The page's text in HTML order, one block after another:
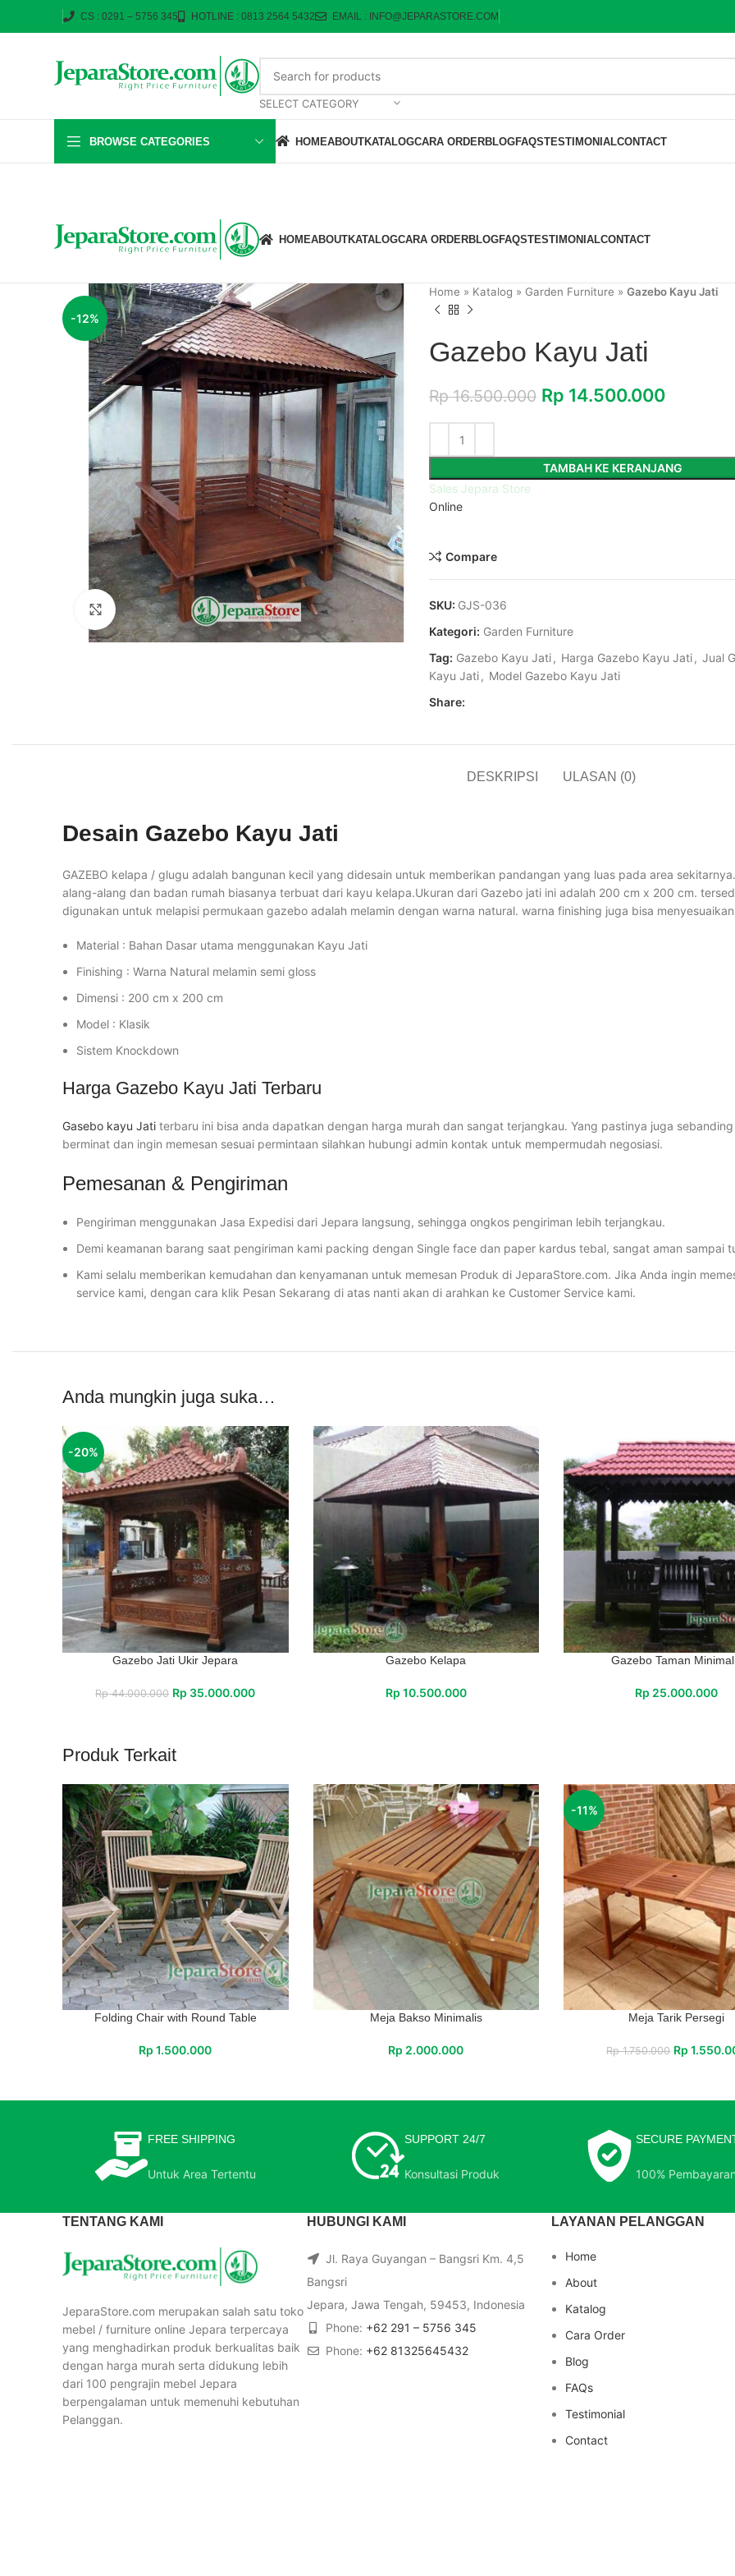
CS : 0291 – 5756 345 HOTLINE : 0813 2564 5432 EMAIL : INFO@JEPARASTORE.COM
SELECT CATEGORY
BROWSE CATEGORIES HOMEABOUTKATALOGCARA ORDERBLOGFAQSTESTIMONIALCONTACT
HOMEABOUTKATALOGCARA ORDERBLOGFAQSTESTIMONIALCONTACT
-12%
Click to enlarge
Home » Katalog » Garden Furniture » Gazebo Kayu Jati
Gazebo Kayu Jati
Rp16.500.000 Rp 14.500.000
TAMBAH KE KERANJANG
Sales Jepara Store
Online
Compare
SKU: GJS-036
Kategori: Garden Furniture
Tag: Gazebo Kayu Jati, Harga Gazebo Kayu Jati, Jual
Kayu Jati, Model Gazebo Kayu Jati
Share:
DESKRIPSI ULASAN (0)
Desain Gazebo Kayu Jati
GAZEBO kelapa / glugu adalah bangunan kecil yang didesain untuk memberikan pandangan yang luas pada area
alang-alang dan badan rumah biasanya terbuat dari kayu kelapa.Ukuran dari Gazebo jati ini adalah 200 cm x 200 cm.
digunakan untuk melapisi permukaan gazebo adalah melamin dengan warna natural. warna finishing juga bisa
Material : Bahan Dasar utama menggunakan Kayu Jati
Finishing : Warna Natural melamin semi gloss
Dimensi : 200 cm x 200 cm
Model : Klasik
Sistem Knockdown
Harga Gazebo Kayu Jati Terbaru
Gasebo kayu Jati terbaru ini bisa anda dapatkan dengan harga murah dan sangat terjangkau. Yang pastinya juga
berminat dan ingin memesan sesuai permintaan silahkan hubungi admin kontak untuk mempermudah negosiasi.
Pemesanan & Pengiriman
Pengiriman menggunakan Jasa Expedisi dari Jepara langsung, sehingga ongkos pengiriman lebih terjangkau.
Demi keamanan barang saat pengiriman kami packing dengan Single face dan paper kardus tebal, sangat aman sampai
Kami selalu memberikan kemudahan dan kenyamanan untuk memesan Produk di JeparaStore.com. Jika Anda ingin
service kami, dengan cara klik Pesan Sekarang di atas nanti akan di arahkan ke Customer Service kami.
Anda mungkin juga suka…
-20%
Gazebo Jati Ukir Jepara
Rp44.000.000 Rp 35.000.000
Gazebo Kelapa
Rp 10.500.000
Gazebo Taman
Rp 25.000.000
Produk Terkait
Folding Chair with Round Table
Rp 1.500.000
Meja Bakso Minimalis
Rp 2.000.000
-11%
Meja Tarik Persegi
Rp1.750.000 Rp
FREE SHIPPING
Untuk Area Tertentu
SUPPORT 24/7
Konsultasi Produk
SECURE
100%
TENTANG KAMI
JeparaStore.com merupakan salah satu toko
mebel / furniture online Jepara terpercaya
yang menghadirkan produk berkualitas baik
dengan harga murah serta didukung lebih
dari 100 pengrajin mebel Jepara
berpengalaman untuk memenuhi kebutuhan
Pelanggan.
HUBUNGI KAMI
Jl. Raya Guyangan – Bangsri Km. 4,5
Bangsri
Jepara, Jawa Tengah, 59453, Indonesia
Phone: +62 291 – 5756 345
Phone: +62 81325645432
LAYANAN PELANGGAN
Home
About
Katalog
Cara Order
Blog
FAQs
Testimonial
Contact